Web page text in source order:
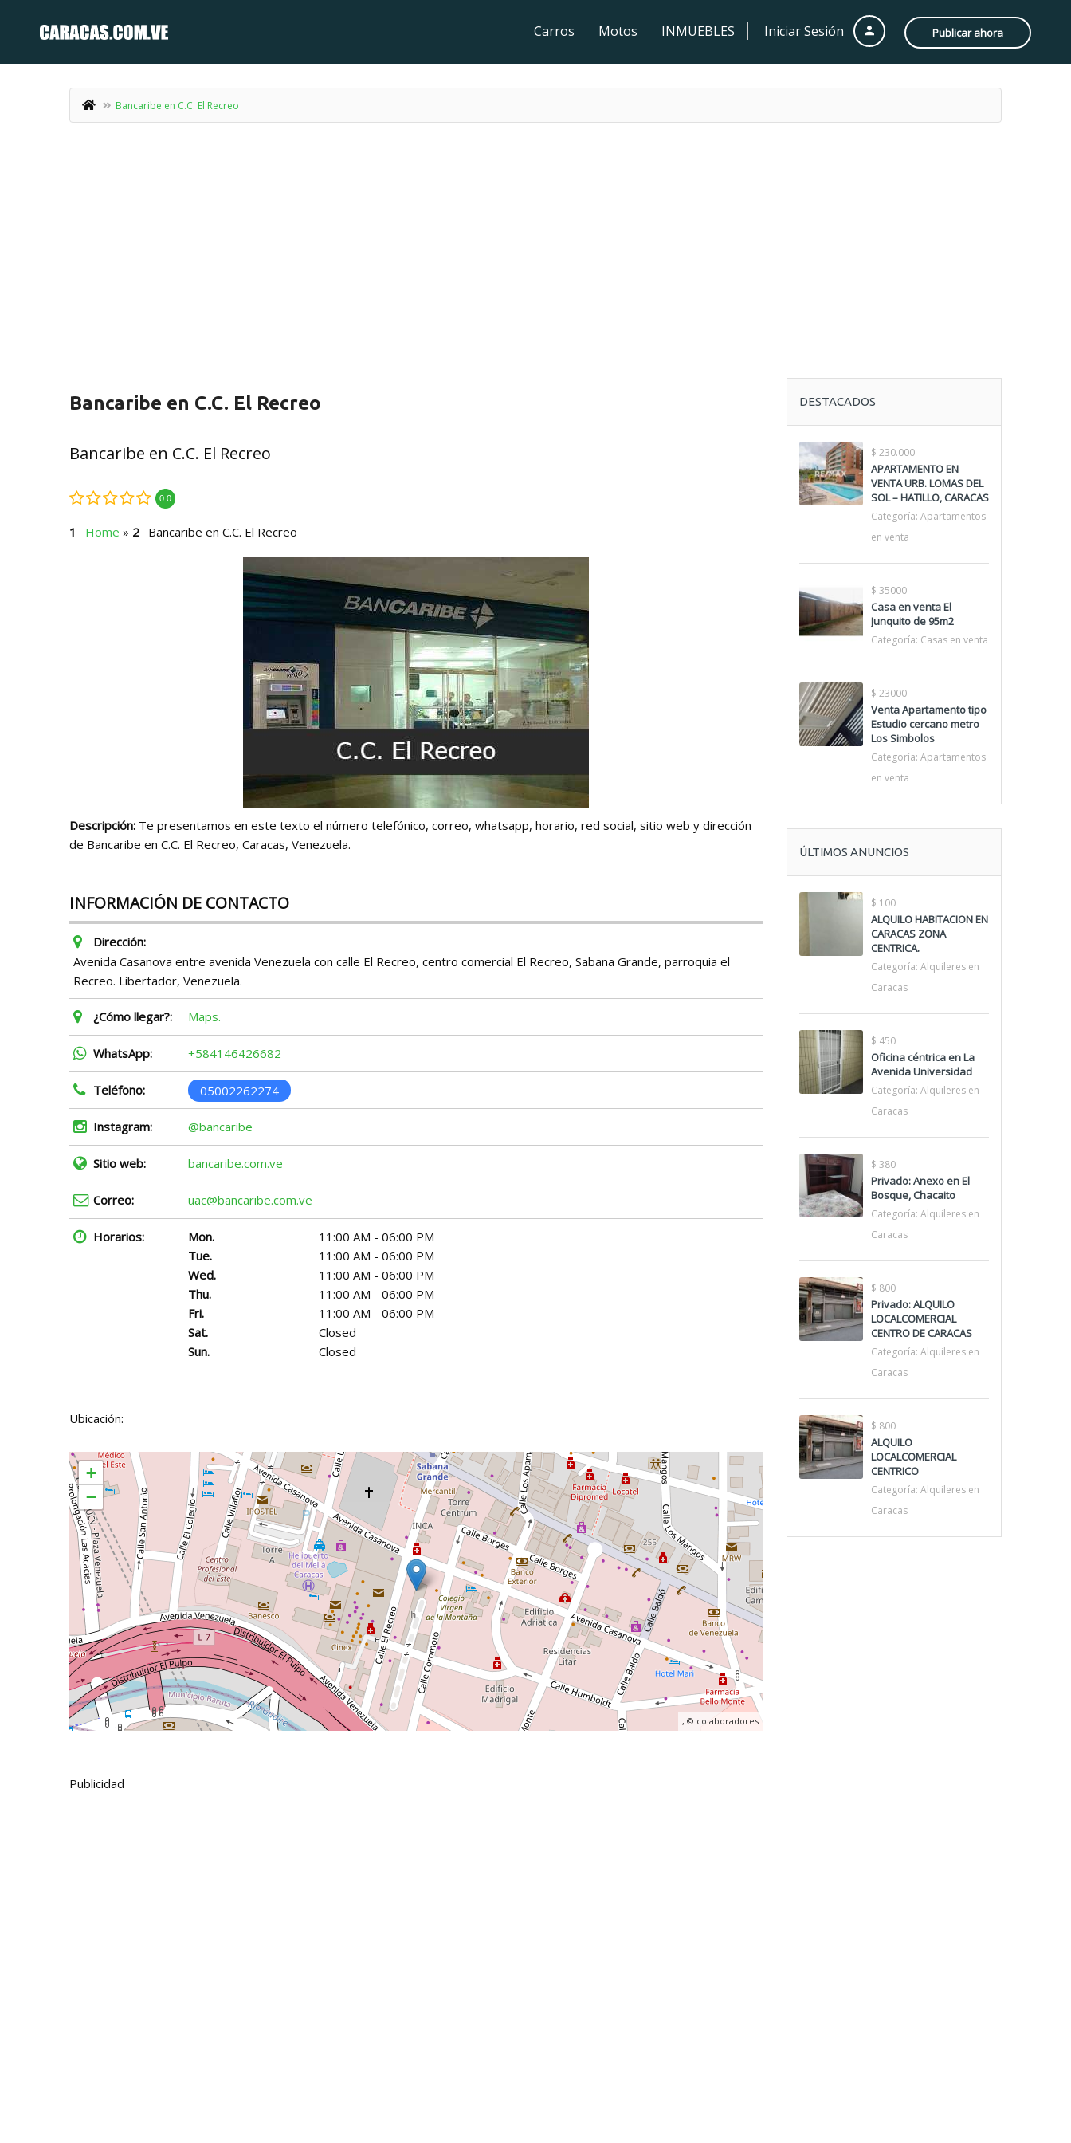
Iniciar Sesión Publicar ahora
Carros Motos INMUEBLES
Bancaribe en C.C. El Recreo
Bancaribe en C.C. El Recreo
Bancaribe en C.C. El Recreo
0.0
Home » Bancaribe en C.C. El Recreo
Descripción: Te presentamos en este texto el número telefónico, correo, whatsapp, horario, red social, sitio web y dirección
de Bancaribe en C.C. El Recreo, Caracas, Venezuela.
INFORMACIÓN DE CONTACTO
Dirección:
Avenida Casanova entre avenida Venezuela con calle El Recreo, centro comercial El Recreo, Sabana Grande, parroquia el
Recreo. Libertador, Venezuela.
¿Cómo llegar?: Maps.
WhatsApp: +584146426682
Teléfono: 05002262274
Instagram: @bancaribe
Sitio web: bancaribe.com.ve
Correo: uac@bancaribe.com.ve
Horarios: Mon.
11:00 AM - 06:00 PM
Tue.
11:00 AM - 06:00 PM
Wed.
11:00 AM - 06:00 PM
Thu.
11:00 AM - 06:00 PM
Fri.
11:00 AM - 06:00 PM
Sat.
Closed
Sun.
Closed
Ubicación:
+
−
, © colaboradores
Publicidad
DESTACADOS
$ 230.000
APARTAMENTO EN
VENTA URB. LOMAS DEL
SOL – HATILLO, CARACAS
Categoría: Apartamentos
en venta
$ 35000
Casa en venta El
Junquito de 95m2
Categoría: Casas en venta
$ 23000
Venta Apartamento tipo
Estudio cercano metro
Los Simbolos
Categoría: Apartamentos
en venta
ÚLTIMOS ANUNCIOS
$ 100
ALQUILO HABITACION EN
CARACAS ZONA
CENTRICA.
Categoría: Alquileres en
Caracas
$ 450
Oficina céntrica en La
Avenida Universidad
Categoría: Alquileres en
Caracas
$ 380
Privado: Anexo en El
Bosque, Chacaito
Categoría: Alquileres en
Caracas
$ 800
Privado: ALQUILO
LOCALCOMERCIAL
CENTRO DE CARACAS
Categoría: Alquileres en
Caracas
$ 800
ALQUILO
LOCALCOMERCIAL
CENTRICO
Categoría: Alquileres en
Caracas